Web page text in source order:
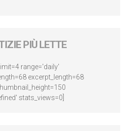
PIÙ LETTE
range='daily'
excerpt_length=68
stats_views=0]